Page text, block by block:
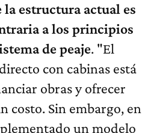
la estructura actual es
a los principios
de peaje. "El
con cabinas está
obras y ofrecer
costo. Sin embargo, en
un modelo